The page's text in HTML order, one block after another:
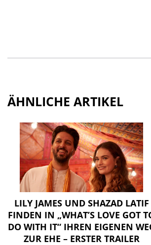
ÄHNLICHE ARTIKEL
LILY JAMES UND SHAZAD LATIF
FINDEN IN „WHAT’S LOVE GOT
DO WITH IT“ IHREN EIGENEN
ZUR EHE – ERSTER TRAILER